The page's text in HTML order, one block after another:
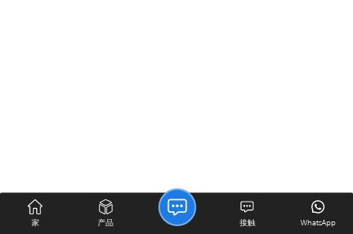
家 产品 WhatsApp
接触